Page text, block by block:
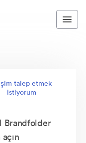
talep etmek
istiyorum
Brandfolder